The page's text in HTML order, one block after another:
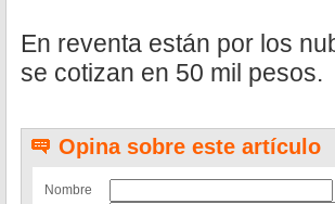
En reventa están por los
se cotizan en 50 mil pesos.
Opina sobre este artículo
Nombre